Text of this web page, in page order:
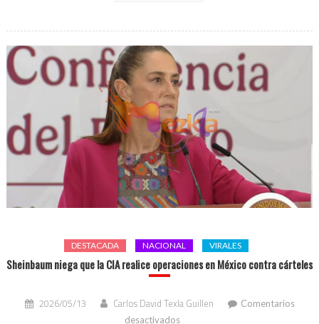
Venezuela
DESTACADA NACIONAL VIRALES
Sheinbaum niega que la CIA realice operaciones en México contra cárteles
2026/05/13 Carlos David Texla Guillen
Comentarios
desactivados